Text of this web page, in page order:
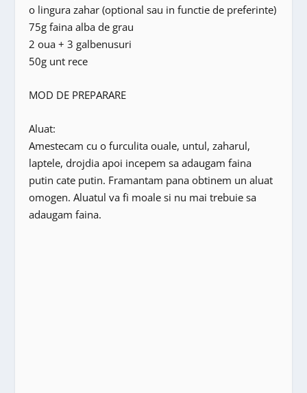
o lingura zahar (optional sau in functie de preferinte)
75g faina alba de grau
2 oua + 3 galbenusuri
50g unt rece
MOD DE PREPARARE
Aluat:
Amestecam cu o furculita ouale, untul, zaharul,
laptele, drojdia apoi incepem sa adaugam faina
putin cate putin. Framantam pana obtinem un aluat
omogen. Aluatul va fi moale si nu mai trebuie sa
adaugam faina.